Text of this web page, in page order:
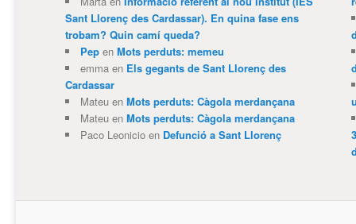
Sant Llorenç des Cardassar). En quina fase ens
trobam? Quin camí queda?
Pepen Mots perduts: memeu
emmaen Els gegants de Sant Llorenç des
Cardassar
Mateuen Mots perduts: Càgola merdançana
Mateuen Mots perduts: Càgola merdançana
Paco Leonicioen Defunció a Sant Llorenç